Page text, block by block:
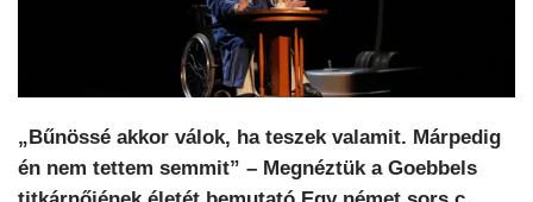
„Bűnössé akkor válok, ha teszek valamit. Márpedig
én nem tettem semmit” – Megnéztük a Goebbels